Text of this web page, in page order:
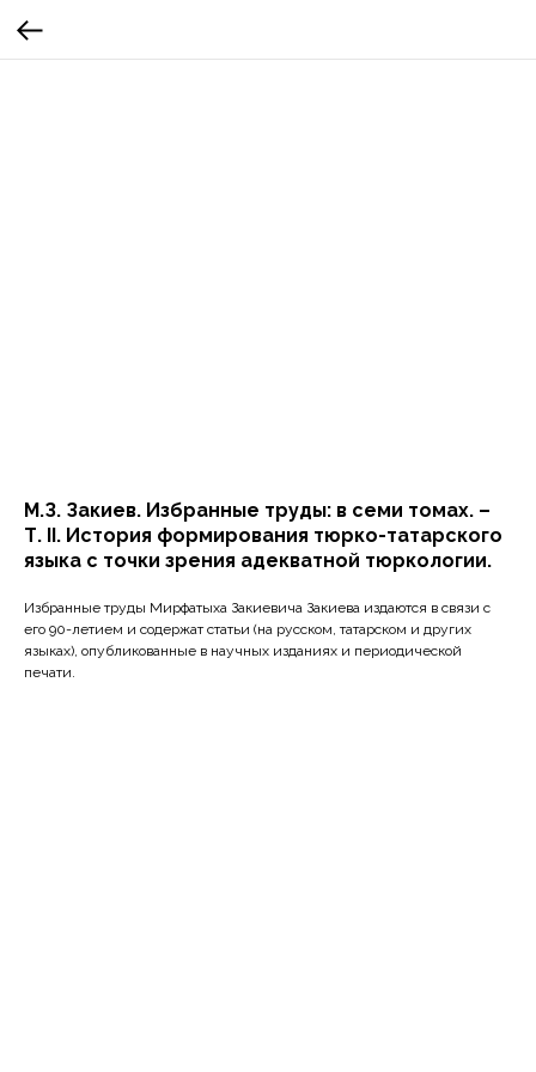
М.З. Закиев. Избранные труды: в семи томах. –
Т. II. История формирования тюрко-татарского
языка с точки зрения адекватной тюркологии.
Избранные труды Мирфатыха Закиевича Закиева издаются в связи с
его 90-летием и содержат статьи (на русском, татарском и других
языках), опубликованные в научных изданиях и периодической
печати.